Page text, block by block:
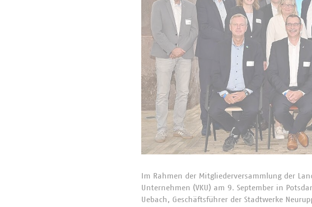
Im Rahmen der Mitgliederversammlung der
Unternehmen (VKU) am 9. September in
Uebach, Geschäftsführer der Stadtwerke